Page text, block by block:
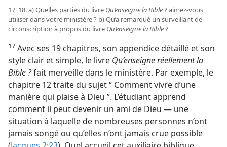
17, 18. a) Quelles parties du livre Qu’enseigne la Bible ?aimez-​vous
utiliser dans votre ministère ? b) Qu’a remarqué un surveillant de
circonscription à propos du livre Qu’enseigne la Bible ?
17 Avec ses 19 chapitres, son appendice détaillé et son
style clair et simple, le livre Qu’enseigne réellement la
Bible ?fait merveille dans le ministère. Par exemple, le
chapitre 12 traite du sujet “ Comment vivre d’une
manière qui plaise à Dieu ”. L’étudiant apprend
comment il peut devenir un ami de Dieu — une
situation à laquelle de nombreuses personnes n’ont
jamais songé ou qu’elles n’ont jamais crue possible